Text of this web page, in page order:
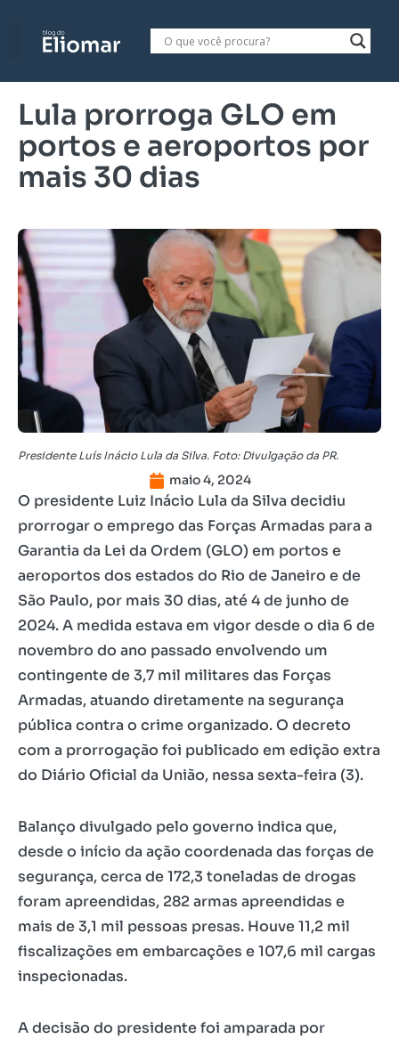
Lula prorroga GLO em
portos e aeroportos por
mais 30 dias
Presidente Luís Inácio Lula da Silva. Foto: Divulgação da PR.
maio 4, 2024
O presidente Luiz Inácio Lula da Silva decidiu
prorrogar o emprego das Forças Armadas para a
Garantia da Lei da Ordem (GLO) em portos e
aeroportos dos estados do Rio de Janeiro e de
São Paulo, por mais 30 dias, até 4 de junho de
2024. A medida estava em vigor desde o dia 6 de
novembro do ano passado envolvendo um
contingente de 3,7 mil militares das Forças
Armadas, atuando diretamente na segurança
pública contra o crime organizado. O decreto
com a prorrogação foi publicado em edição extra
do Diário Oficial da União, nessa sexta-feira (3).
Balanço divulgado pelo governo indica que,
desde o início da ação coordenada das forças de
segurança, cerca de 172,3 toneladas de drogas
foram apreendidas, 282 armas apreendidas e
mais de 3,1 mil pessoas presas. Houve 11,2 mil
fiscalizações em embarcações e 107,6 mil cargas
inspecionadas.
A decisão do presidente foi amparada por